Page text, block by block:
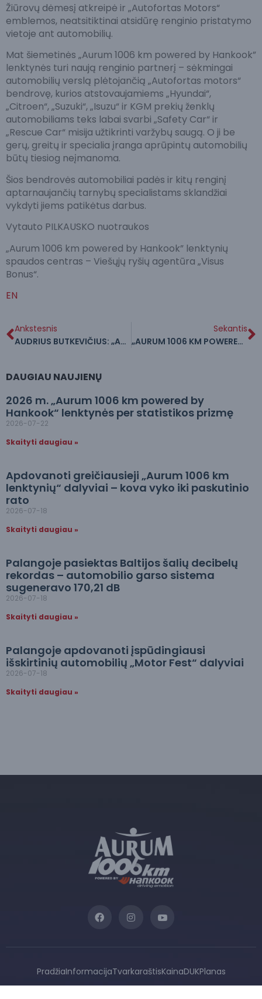
Žiūrovų dėmesį atkreipė ir „Autofortas Motors“
emblemos, neatsitiktinai atsidūrę renginio pristatymo
vietoje ant automobilių.
Mat šiemetinės „Aurum 1006 km powered by Hankook”
lenktynės turi naują renginio partnerį – sėkmingai
automobilių verslą plėtojančią „Autofortas motors“
bendrovę, kurios atstovaujamiems „Hyundai“,
„Citroen“, „Suzuki“, „Isuzu“ ir KGM prekių ženklų
automobiliams teks labai svarbi „Safety Car“ ir
„Rescue Car“ misija užtikrinti varžybų saugą. O ji be
gerų, greitų ir specialia įranga aprūpintų automobilių
būtų tiesiog neįmanoma.
Šios bendrovės automobiliai padės ir kitų renginį
aptarnaujančių tarnybų specialistams sklandžiai
vykdyti jiems patikėtus darbus.
Vytauto PILKAUSKO nuotraukos
„Aurum 1006 km powered by Hankook” lenktynių
spaudos centras – Viešųjų ryšių agentūra „Visus
Bonus“.
EN
Ankstesnis
AUDRIUS BUTKEVIČIUS: „AURUM 1006 KM LENKTYNĖS“ ŽAVI SAVO MAGIJA“
Sekantis
„AURUM 1006 KM POWERED BY HANKOOK“ LENKTYNĖSE DRAG‘O MĖGĖJŲ LAUKIA DVIGUBA ŠVENTĖ
DAUGIAU NAUJIENŲ
2026 m. „Aurum 1006 km powered by
Hankook“ lenktynės per statistikos prizmę
2026-07-22
Skaityti daugiau »
Apdovanoti greičiausieji „Aurum 1006 km
lenktynių“ dalyviai – kova vyko iki paskutinio
rato
2026-07-18
Skaityti daugiau »
Palangoje pasiektas Baltijos šalių decibelų
rekordas – automobilio garso sistema
sugeneravo 170,21 dB
2026-07-18
Skaityti daugiau »
Palangoje apdovanoti įspūdingiausi
išskirtinių automobilių „Motor Fest“ dalyviai
2026-07-18
Skaityti daugiau »
PradžiaInformacijaTvarkaraštisKainaDUKPlanas